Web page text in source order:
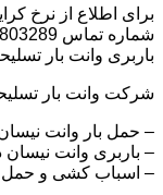
باربری وانت بار
شرکت وانت بار
– حمل بار وانت
– باربری وانت
– اسباب کشی و حمل